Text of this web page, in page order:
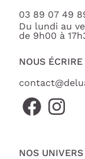
03 89 07 49
Du lundi au
de 9h00 à
NOUS ÉCRIRE
NOS UNIVERS